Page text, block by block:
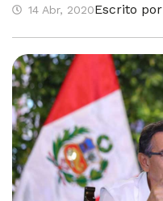
14 Abr, 2020Escrito por